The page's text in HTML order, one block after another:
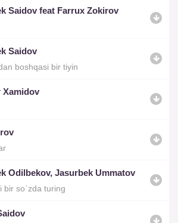
Saidov feat Farrux Zokirov
Saidov
boshqasi bir tiyin
Xamidov
Odilbekov, Jasurbek Ummatov
bir so`zda turing